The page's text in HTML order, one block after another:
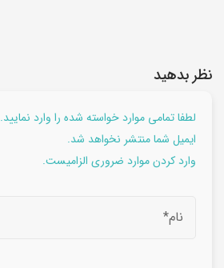
نظر بدهید
لطفا تمامی موارد خواسته شده را وارد نمایید.
ایمیل شما منتشر نخواهد شد.
وارد کردن موارد ضروری الزامیست.